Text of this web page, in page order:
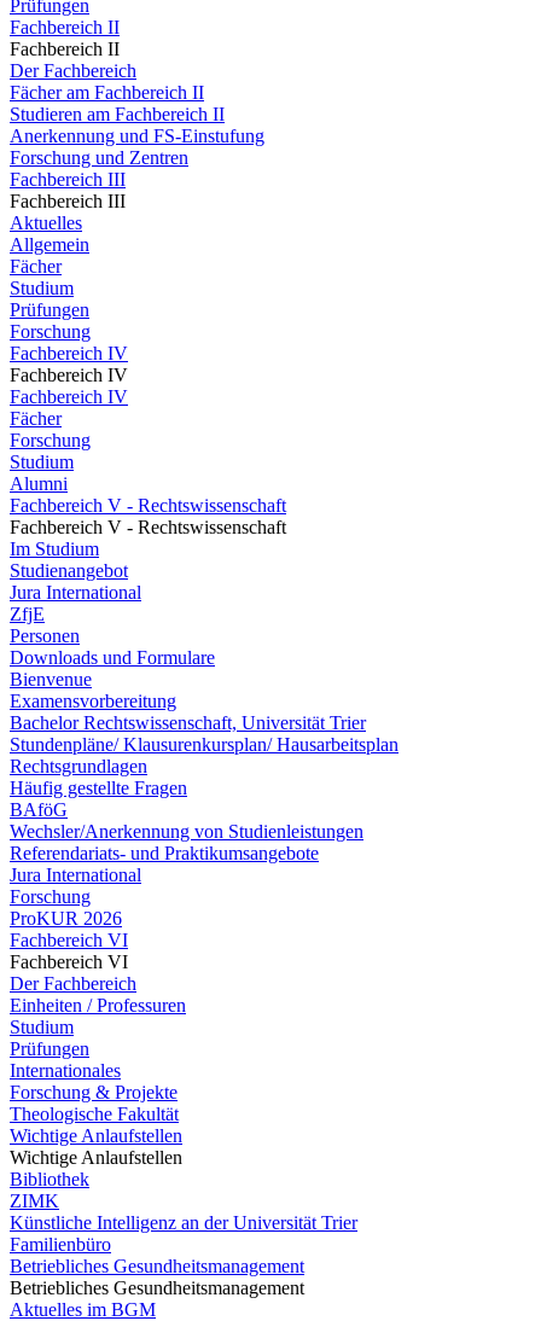
Prüfungen
Fachbereich II
Fachbereich II
Der Fachbereich
Fächer am Fachbereich II
Studieren am Fachbereich II
Anerkennung und FS-Einstufung
Forschung und Zentren
Fachbereich III
Fachbereich III
Aktuelles
Allgemein
Fächer
Studium
Prüfungen
Forschung
Fachbereich IV
Fachbereich IV
Fachbereich IV
Fächer
Forschung
Studium
Alumni
Fachbereich V - Rechtswissenschaft
Fachbereich V - Rechtswissenschaft
Im Studium
Studienangebot
Jura International
ZfjE
Personen
Downloads und Formulare
Bienvenue
Examensvorbereitung
Bachelor Rechtswissenschaft, Universität Trier
Stundenpläne/ Klausurenkursplan/ Hausarbeitsplan
Rechtsgrundlagen
Häufig gestellte Fragen
BAföG
Wechsler/Anerkennung von Studienleistungen
Referendariats- und Praktikumsangebote
Jura International
Forschung
ProKUR 2026
Fachbereich VI
Fachbereich VI
Der Fachbereich
Einheiten / Professuren
Studium
Prüfungen
Internationales
Forschung & Projekte
Theologische Fakultät
Wichtige Anlaufstellen
Wichtige Anlaufstellen
Bibliothek
ZIMK
Künstliche Intelligenz an der Universität Trier
Familienbüro
Betriebliches Gesundheitsmanagement
Betriebliches Gesundheitsmanagement
Aktuelles im BGM